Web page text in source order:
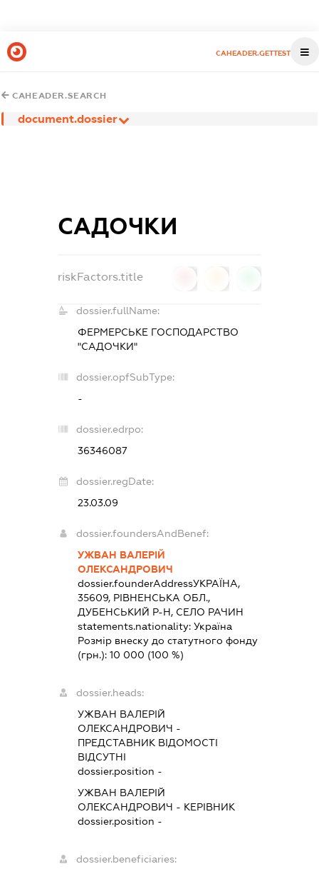
CAHEADER.GETTEST
CAHEADER.SEARCH
document.dossier
САДОЧКИ
riskFactors.title
dossier.fullName:
ФЕРМЕРСЬКЕ ГОСПОДАРСТВО
"САДОЧКИ"
dossier.opfSubType:
-
dossier.edrpo:
36346087
dossier.regDate:
23.03.09
dossier.foundersAndBenef:
УЖВАН ВАЛЕРІЙ
ОЛЕКСАНДРОВИЧ
dossier.founderAddressУКРАЇНА,
35609, РІВНЕНСЬКА ОБЛ.,
ДУБЕНСЬКИЙ Р-Н, СЕЛО РАЧИН
statements.nationality:Україна
Розмір внеску до статутного фонду
(грн.):10 000 (100 %)
dossier.heads:
УЖВАН ВАЛЕРІЙ
ОЛЕКСАНДРОВИЧ -
ПРЕДСТАВНИК ВІДОМОСТІ
ВІДСУТНІ
dossier.position -
УЖВАН ВАЛЕРІЙ
ОЛЕКСАНДРОВИЧ - КЕРІВНИК
dossier.position -
dossier.beneficiaries: